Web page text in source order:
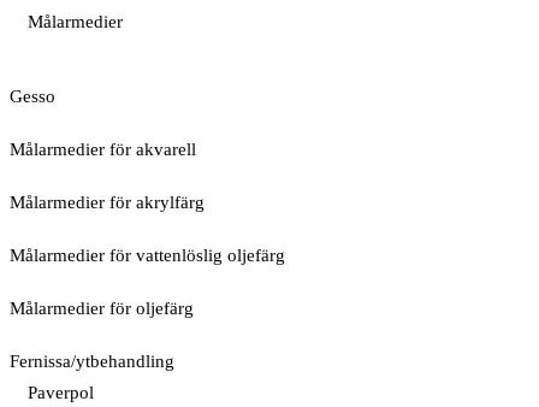
Målarmedier
Gesso
Målarmedier för akvarell
Målarmedier för akrylfärg
Målarmedier för vattenlöslig oljefärg
Målarmedier för oljefärg
Fernissa/ytbehandling
Paverpol